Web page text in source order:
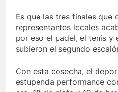
Es que las tres finales que
representantes locales
por eso el padel, el tenis y
subieron el segundo
Con esta cosecha, el
estupenda performance